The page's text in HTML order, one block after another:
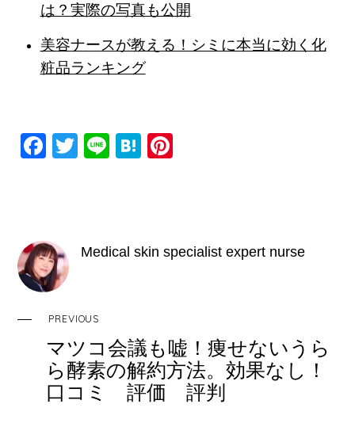
は？実際の写真も公開
美容ナースが教える！シミに本当に効く化
粧品ランキング
F
b
o
o
k
T
Li
H
a
st
Medical skin specialist expert nurse
PREVIOUS
マツコ会議も嘘！痩せないうら
ら酵素の解約方法。効果なし！
口コミ 評価 評判